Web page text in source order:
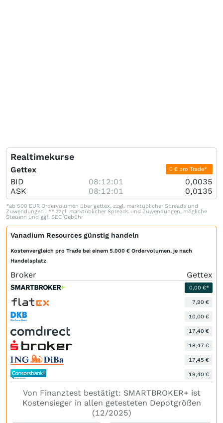
Realtimekurse
Gettex 0 € pro Trade*
BID 08:12:01
0,0035
ASK
08:12:01 0,0135
*ab 500 EUR Ordervolumen über gettex, zzgl. marktüblicher Spreads und
Zuwendungen | ** zzgl. marktüblicher Spreads und Zuwendungen, mögliche
Steuern und ggf. SEC Gebühr
Vanadium Resources günstig handeln
Kostenvergleich pro Trade bei einem 5.000 € Ordervolumen, je nach
Handelsplatz
Broker Gettex
0,00 €*
7,90 €
10,00 €
17,40 €
18,47 €
17,45 €
19,40 €
Von Finanztest bestätigt: SMARTBROKER+ ist
Kostensieger in allen getesteten Depotgrößen
(12/2025)